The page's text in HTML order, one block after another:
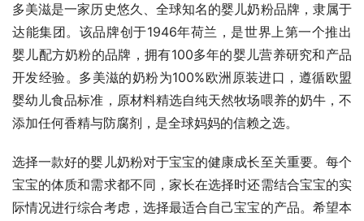
多美滋是一家历史悠久、全球知名的婴儿奶粉品牌，隶属于
达能集团。该品牌创于1946年荷兰，是世界上第一个推出
婴儿配方奶粉的品牌，拥有100多年的婴儿营养研究和产品
开发经验。多美滋的奶粉为100%欧洲原装进口，遵循欧盟
婴幼儿食品标准，原材料精选自纯天然牧场喂养的奶牛，不
添加任何香精与防腐剂，是全球妈妈的信赖之选。
选择一款好的婴儿奶粉对于宝宝的健康成长至关重要。每个
宝宝的体质和需求都不同，家长在选择时还需结合宝宝的实
际情况进行综合考虑，选择最适合自己宝宝的产品。希望本